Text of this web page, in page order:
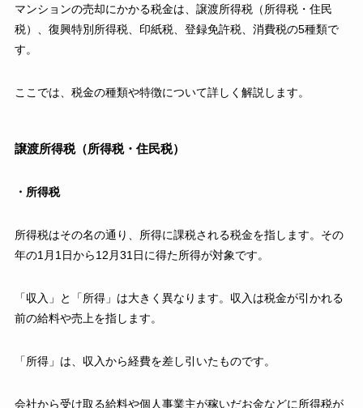
マンションの売却にかかる税金は、譲渡所得税（所得税・住民
税）、復興特別所得税、印紙税、登録免許税、消費税の5種類で
す。
ここでは、税金の種類や特徴について詳しく解説します。
譲渡所得税（所得税・住民税）
・所得税
所得税はその名の通り、所得に課税される税金を指します。その
年の1月1日から12月31日に得た所得が対象です。
「収入」と「所得」は大きく異なります。収入は税金が引かれる
前の給料や売上を指します。
「所得」は、収入から経費を差し引いたものです。
会社から受け取る給料や個人事業主が稼いだお金などに所得税が